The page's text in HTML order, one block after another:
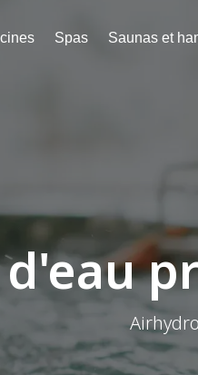
Spas Saunas et
Airhydro